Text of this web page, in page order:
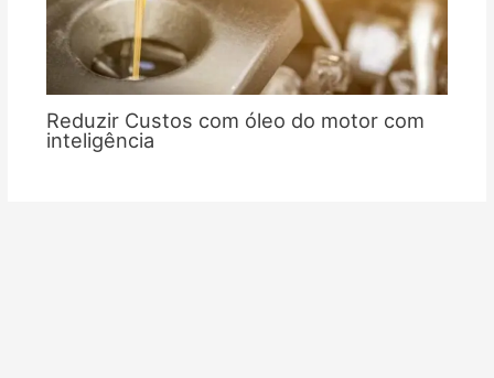
Reduzir Custos com óleo do motor com
inteligência